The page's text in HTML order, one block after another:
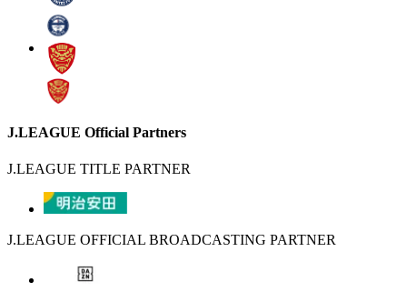
J.LEAGUE Official Partners
J.LEAGUE TITLE PARTNER
J.LEAGUE OFFICIAL BROADCASTING PARTNER